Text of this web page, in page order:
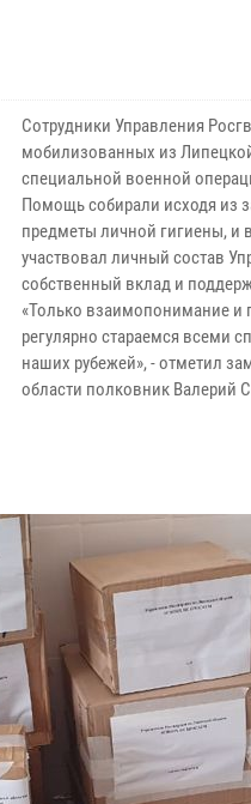
Сотрудники Управления
мобилизованных из
специальной военной
Помощь собирали исходя из
предметы личной гигиены, и
участвовал личный состав
собственный вклад и
«Только взаимопонимание и
регулярно стараемся всеми
наших рубежей», - отметил
области полковник Валерий